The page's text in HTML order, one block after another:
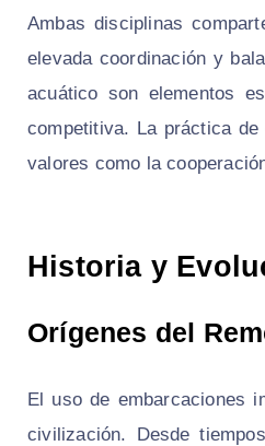
Ambas disciplinas
elevada coordinación y
acuático son elementos
competitiva. La práctica
valores como la
Historia y
Orígenes del
El uso de embarcaciones
civilización. Desde